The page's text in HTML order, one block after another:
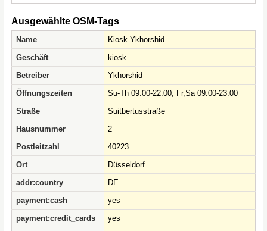
Ausgewählte OSM-Tags
Name
Kiosk Ykhorshid
Geschäft
kiosk
Betreiber
Ykhorshid
Öffnungszeiten
Su-Th 09:00-22:00; Fr,Sa 09:00-23:00
Straße
Suitbertusstraße
Hausnummer
2
Postleitzahl
40223
Ort
Düsseldorf
addr:country
DE
payment:cash
yes
payment:credit_cards
yes